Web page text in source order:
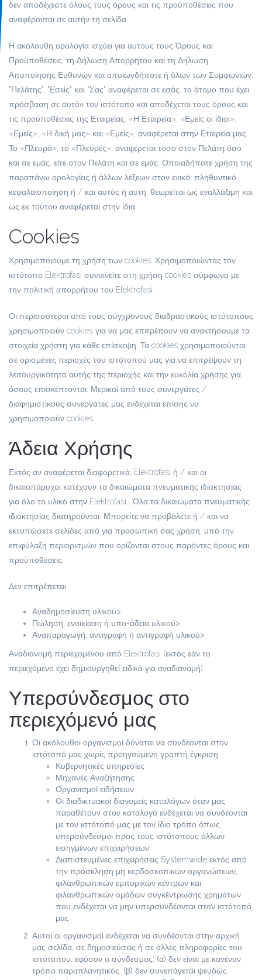
δεν αποδέχεστε όλους τους όρους και τις προϋποθέσεις που
αναφέρονται σε αυτήν τη σελίδα.
Η ακόλουθη ορολογία ισχύει για αυτούς τους Όρους και
Προϋποθέσεις, τη Δήλωση Απορρήτου και τη Δήλωση
Αποποίησης Ευθυνών και οποιωνδήποτε ή όλων των Συμφωνιών:
"Πελάτης", "Εσείς" και "Σας" αναφέρεται σε εσάς, το άτομο που έχει
πρόσβαση σε αυτόν τον ιστότοπο και αποδέχεται τους όρους και
τις προϋποθέσεις της Εταιρείας. «Η Εταιρεία», «Εμείς οι ίδιοι»,
«Εμείς», «Η δική μας» και «Εμείς», αναφέρεται στην Εταιρεία μας.
Το «Πλευρά», το «Πλευρές», αναφέρεται τόσο στον Πελάτη όσο
και σε εμάς, είτε στον Πελάτη και σε εμάς. Οποιαδήποτε χρήση της
παραπάνω ορολογίας ή άλλων λέξεων στον ενικό, πληθυντικό,
κεφαλαιοποίηση ή / και αυτός ή αυτή, θεωρείται ως εναλλάξιμη και
ως εκ τούτου αναφέρεται στην ίδια.
Cookies
Χρησιμοποιούμε τη χρήση των cookies. Χρησιμοποιώντας τον
ιστότοπο Elektrofasi συναινείτε στη χρήση cookies σύμφωνα με
την πολιτική απορρήτου του Elektrofasi.
Οι περισσότεροι από τους σύγχρονους διαδραστικούς ιστότοπους
χρησιμοποιούν cookies για να μας επιτρέπουν να ανακτήσουμε τα
στοιχεία χρήστη για κάθε επίσκεψη. Τα cookies χρησιμοποιούνται
σε ορισμένες περιοχές του ιστότοπού μας για να επιτρέψουν τη
λειτουργικότητα αυτής της περιοχής και την ευκολία χρήσης για
όσους επισκέπτονται. Μερικοί από τους συνεργάτες /
διαφημιστικούς συνεργάτες μας ενδέχεται επίσης να
χρησιμοποιούν cookies.
Άδεια Χρήσης
Εκτός αν αναφέρεται διαφορετικά, Elektrofasi ή / και οι
δικαιοπάροχοι κατέχουν τα δικαιώματα πνευματικής ιδιοκτησίας
για όλο το υλικό στην Elektrofasi . Όλα τα δικαιώματα πνευματικής
ιδιοκτησίας διατηρούνται. Μπορείτε να προβάλετε ή / και να
εκτυπώσετε σελίδες από για προσωπική σας χρήση, υπό την
επιφύλαξη περιορισμών που ορίζονται στους παρόντες όρους και
προϋποθέσεις.
Δεν επιτρέπεται
Αναδημοσίευση υλικού>
Πώληση, ενοικίαση ή υπο-άδεια υλικού>
Αναπαραγωγή, αντιγραφή ή αντιγραφή υλικού>
Αναδιανομή περιεχομένου από Elektrofasi (εκτός εάν το
περιεχόμενο έχει δημιουργηθεί ειδικά για αναδιανομή).
Υπερσύνδεσμος στο
περιεχόμενό μας
Οι ακόλουθοι οργανισμοί δύναται να συνδέονται στον
ιστότοπό μας χωρίς προηγούμενη γραπτή έγκριση:
Κυβερνητικές υπηρεσίες
Μηχανές Αναζήτησης
Οργανισμοί ειδήσεων
Οι διαδικτυακοί διανομείς καταλόγων όταν μας
παραθέτουν στον κατάλογο ενδέχεται να συνδέονται
με τον ιστότοπό μας με τον ίδιο τρόπο όπως
υπερσύνδεσμοι προς τους ιστότοπους άλλων
εισηγμένων επιχειρήσεων
Διαπιστευμένες επιχειρήσεις Systemwide εκτός από
την πρόσκληση μη κερδοσκοπικών οργανώσεων,
φιλανθρωπικών εμπορικών κέντρων και
φιλανθρωπικών ομάδων συγκέντρωσης χρημάτων
που ενδέχεται να μην υπερσυνδέονται στον ιστότοπό
μας
Αυτοί οι οργανισμοί ενδέχεται να συνδέονται στην αρχική
μας σελίδα, σε δημοσιεύσεις ή σε άλλες πληροφορίες του
ιστότοπου, εφόσον ο σύνδεσμος: (α) δεν είναι με κανέναν
τρόπο παραπλανητικός. (β) δεν συνεπάγεται ψευδώς